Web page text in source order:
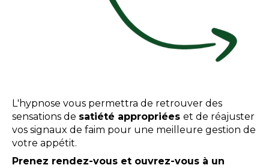
L'hypnose vous permettra de retrouver des
sensations de satiété appropriées et de réajuster
vos signaux de faim pour une meilleure gestion de
votre appétit.
Prenez rendez-vous et ouvrez-vous à un